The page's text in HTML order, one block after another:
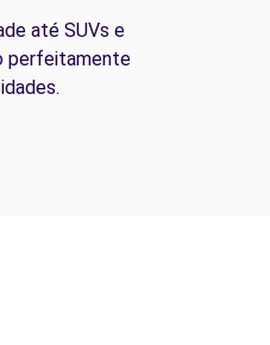
até SUVs e
perfeitamente